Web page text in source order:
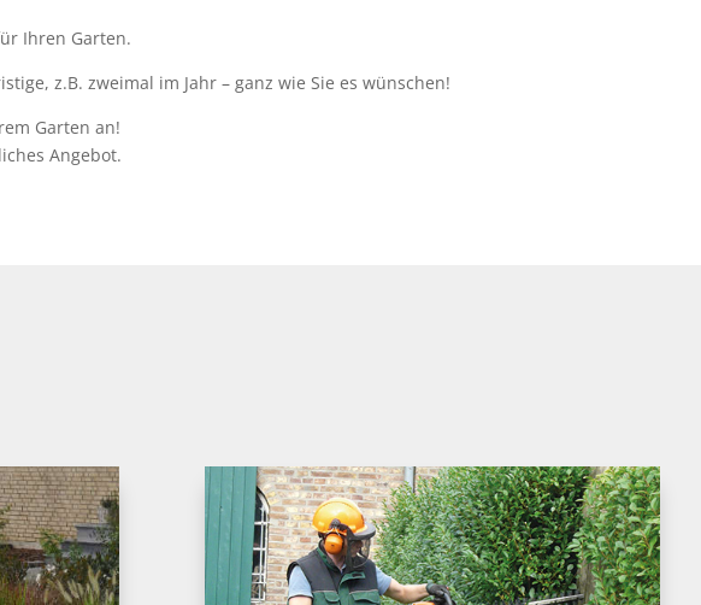
Ihren Garten.
z.B. zweimal im Jahr – ganz wie Sie es wünschen!
Garten an!
Angebot.